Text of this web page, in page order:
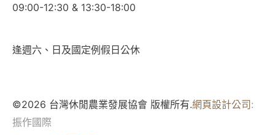
09:00-12:30 & 13:30-18:00
逢週六、日及國定例假日公休
©2026 台灣休閒農業發展協會 版權所有.網頁設計公司:
振作國際